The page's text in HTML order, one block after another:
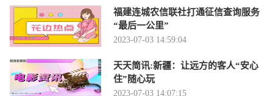
福建连城农信联社打通征信查询服务
“最后一公里”
2023-07-03 14:59:04
天天简讯:新疆：让远方的客人“安心
住”随心玩
2023-07-03 14:07:15